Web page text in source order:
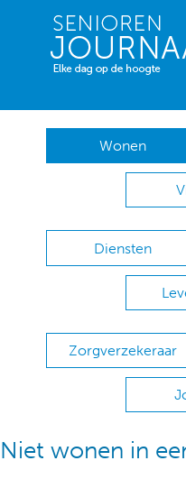
Wonen
Diensten
Zorgverzekeraar
Niet wonen in